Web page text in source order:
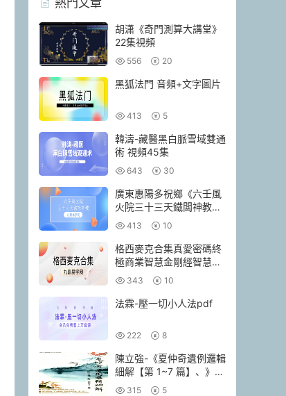
熱門文章
胡潇《奇門測算大講堂》
22集視頻
556 20
黑狐法門 音頻+文字圖片
413 5
韓濤-藏醫黑白脈雪域雙通
術 視頻45集
643 30
廣東惠陽多祝鄉《六壬風
火院三十三天鐵闆神教》
4本pdf
413 10
格西麥克合集真愛密碼終
極商業智慧金剛經智慧人
生當和尚遇上鑽石
343 10
法霖-壓一切小人法pdf
222 8
陳立強-《夏仲奇遺例邏輯
細解【第 1~7 篇】、》
174頁–彩色PDF電子書
315 5